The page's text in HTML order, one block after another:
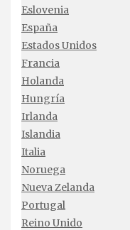
Eslovenia
España
Estados Unidos
Francia
Holanda
Hungría
Irlanda
Islandia
Italia
Noruega
Nueva Zelanda
Portugal
Reino Unido